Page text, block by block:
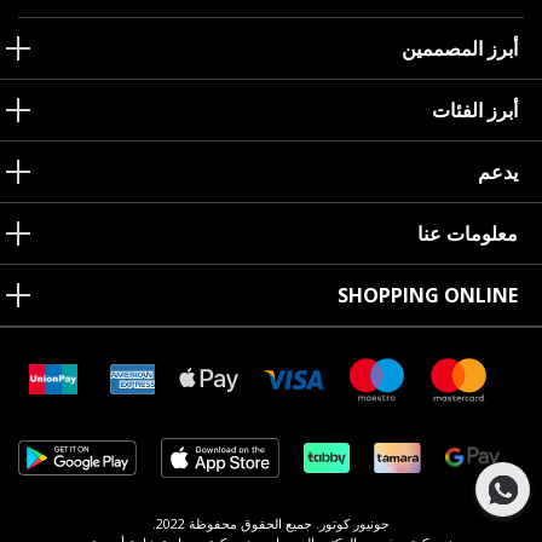
أبرز المصممين
أبرز الفئات
يدعم
معلومات عنا
SHOPPING ONLINE
جونيور كوتور. جميع الحقوق محفوظة 2022.